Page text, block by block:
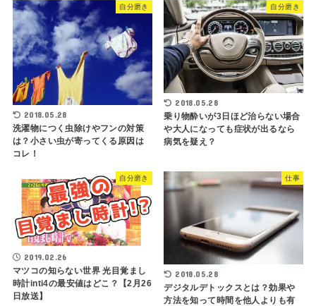
自分磨き
2018.05.28
洗濯物につく虫除けやフンの対策
は？小さい虫が寄ってくる原因は
コレ！
自分磨き
2018.05.28
乗り物酔いが3日ほど治らない場合
や大人になっても症状が出るなら
病気を疑え？
自分磨き
2019.02.26
マツコの知らない世界 光目覚まし
時計inti4の最安値はどこ？【2月26
日放送】
仕事
2018.05.28
デジタルデトックスとは？効果や
方法を知って時間を他人よりも有